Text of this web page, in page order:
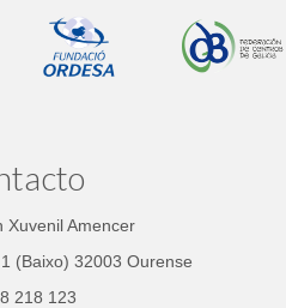
Xuvenil Amencer
(Baixo) 32003 Ourense
218 123